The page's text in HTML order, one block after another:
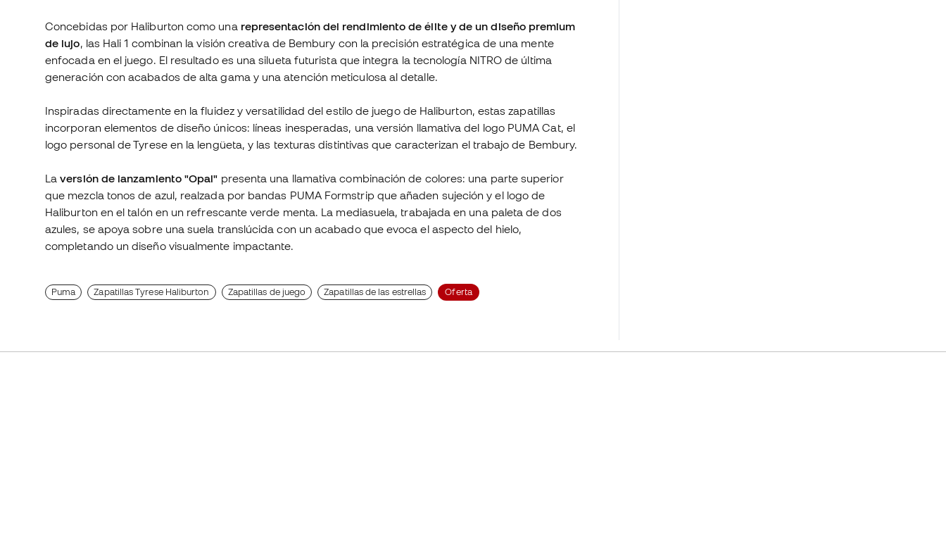
Concebidas por Haliburton como una representación del rendimiento de élite y de un diseño premium
de lujo, las Hali 1 combinan la visión creativa de Bembury con la precisión estratégica de una mente
enfocada en el juego. El resultado es una silueta futurista que integra la tecnología NITRO de última
generación con acabados de alta gama y una atención meticulosa al detalle.
Inspiradas directamente en la fluidez y versatilidad del estilo de juego de Haliburton, estas zapatillas
incorporan elementos de diseño únicos: líneas inesperadas, una versión llamativa del logo PUMA Cat, el
logo personal de Tyrese en la lengüeta, y las texturas distintivas que caracterizan el trabajo de Bembury.
Laversión de lanzamiento "Opal" presenta una llamativa combinación de colores: una parte superior
que mezcla tonos de azul, realzada por bandas PUMA Formstrip que añaden sujeción y el logo de
Haliburton en el talón en un refrescante verde menta. La mediasuela, trabajada en una paleta de dos
azules, se apoya sobre una suela translúcida con un acabado que evoca el aspecto del hielo,
completando un diseño visualmente impactante.
Puma Zapatillas Tyrese Haliburton Zapatillas de juego Zapatillas de las estrellas Oferta